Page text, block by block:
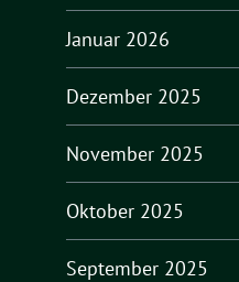
Januar 2026
Dezember 2025
November 2025
Oktober 2025
September 2025